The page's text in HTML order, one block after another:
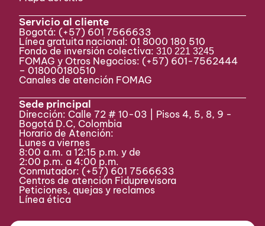
Servicio al cliente
Bogotá: (+57) 601 7566633
Línea gratuita nacional: 01 8000 180 510
Fondo de inversión colectiva:310 221 3245
FOMAG y Otros Negocios: (+57) 601-7562444
– 018000180510
Canales de atención FOMAG
Sede principal
Dirección: Calle 72 # 10-03 | Pisos 4, 5, 8, 9 -
Bogotá D.C, Colombia
Horario de Atención:
Lunes a viernes
8:00 a.m. a 12:15 p.m. y de
2:00 p.m. a 4:00 p.m.
Conmutador: (+57) 601 7566633
Centros de atención Fiduprevisora
Peticiones, quejas y reclamos
Línea ética